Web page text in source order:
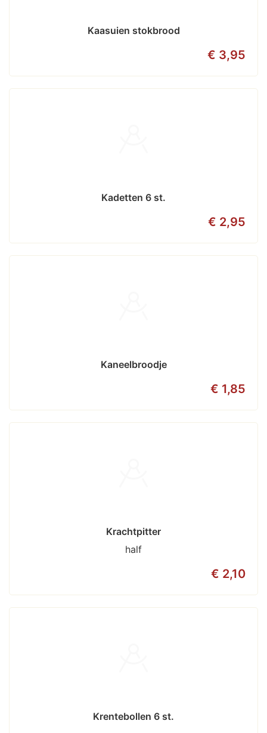
Kaasuien stokbrood
€ 3,95
Kadetten 6 st.
€ 2,95
Kaneelbroodje
€ 1,85
Krachtpitter
half
€ 2,10
Krentebollen 6 st.